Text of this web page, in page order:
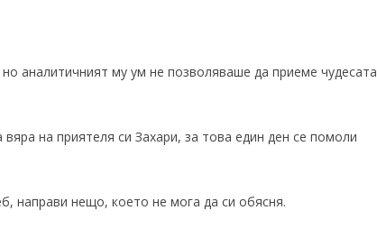
аналитичният му ум не позволяваше да приеме чудесата
на приятеля си Захари, за това един ден се помоли
направи нещо, което не мога да си обясня.